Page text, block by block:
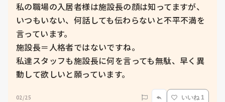
私の職場の入居者様は施設長の顔は知ってますが、
いつもいない、何話しても伝わらないと不平不満を
言っています。
施設長＝人格者ではないですね。
私達スタッフも施設長に何を言っても無駄、早く異
動して欲しいと願っています。
02/25 いいね 1